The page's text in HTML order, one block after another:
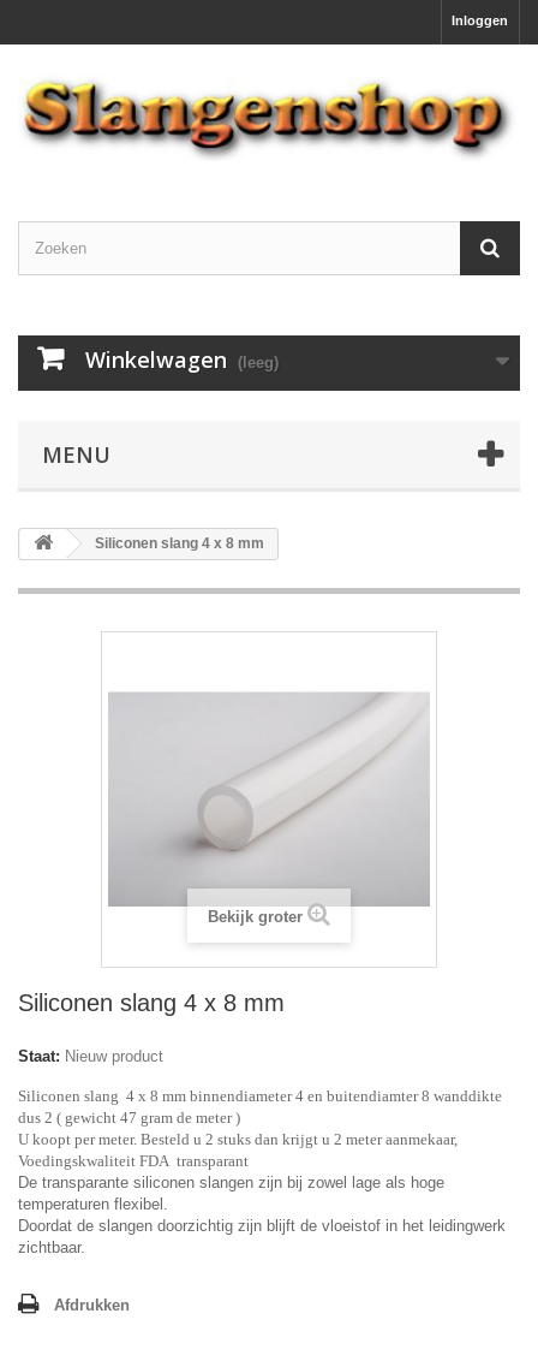
Inloggen
Winkelwagen (leeg)
MENU
Siliconen slang 4 x 8 mm
Bekijk groter
Siliconen slang 4 x 8 mm
Staat: Nieuw product
Siliconen slang 4 x 8 mm binnendiameter 4 en buitendiamter 8 wanddikte
dus 2 ( gewicht 47 gram de meter )
U koopt per meter. Besteld u 2 stuks dan krijgt u 2 meter aanmekaar,
Voedingskwaliteit FDA transparant
De transparante siliconen slangen zijn bij zowel lage als hoge
temperaturen flexibel.
Doordat de slangen doorzichtig zijn blijft de vloeistof in het leidingwerk
zichtbaar.
Afdrukken